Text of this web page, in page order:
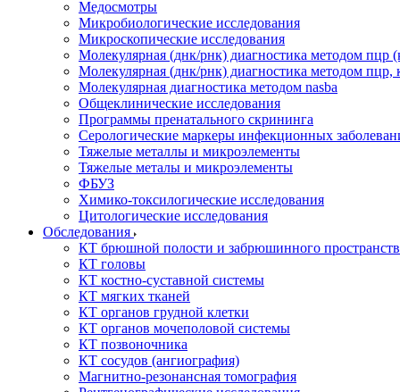
Медосмотры
Микробиологические исследования
Микроскопические исследования
Молекулярная (днк/рнк) диагностика методом пцр
Молекулярная (днк/рнк) диагностика методом пцр,
Молекулярная диагностика методом nasba
Общеклинические исследования
Программы пренатального скрининга
Серологические маркеры инфекционных
Тяжелые металлы и микроэлементы
Тяжелые металы и микроэлементы
ФБУЗ
Химико-токсилогические исследования
Цитологические исследования
Обследования
КТ брюшной полости и забрюшинного
КТ головы
КТ костно-суставной системы
КТ мягких тканей
КТ органов грудной клетки
КТ органов мочеполовой системы
КТ позвоночника
КТ сосудов (ангиография)
Магнитно-резонансная томография